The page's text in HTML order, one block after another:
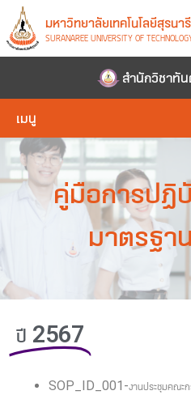
มหาวิทยาลัยเทคโนโลยีสุรนารี
SURANAREE UNIVERSITY OF
สำนักวิชาทั
เมนู
คู่มือการปฏิ
มาตรฐา
ปี 2567
SOP_ID_001-งานประชุมคณะกร